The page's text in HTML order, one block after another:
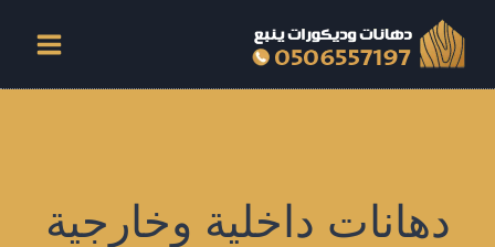
المحتوى
دهانات داخلية وخارجية